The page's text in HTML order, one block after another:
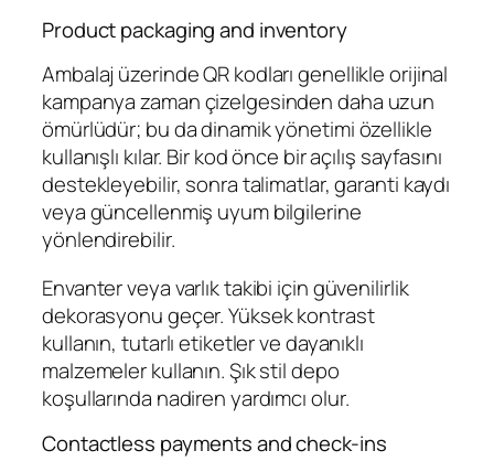
Product packaging and inventory
Ambalaj üzerinde QR kodları genellikle orijinal
kampanya zaman çizelgesinden daha uzun
ömürlüdür; bu da dinamik yönetimi özellikle
kullanışlı kılar. Bir kod önce bir açılış sayfasını
destekleyebilir, sonra talimatlar, garanti kaydı
veya güncellenmiş uyum bilgilerine
yönlendirebilir.
Envanter veya varlık takibi için güvenilirlik
dekorasyonu geçer. Yüksek kontrast
kullanın, tutarlı etiketler ve dayanıklı
malzemeler kullanın. Şık stil depo
koşullarında nadiren yardımcı olur.
Contactless payments and check-ins